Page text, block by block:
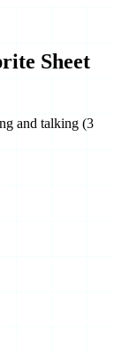
Sheet
and talking (3